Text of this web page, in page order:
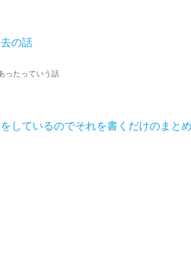
の話
ったっていう話
しているのでそれを書くだけのまと